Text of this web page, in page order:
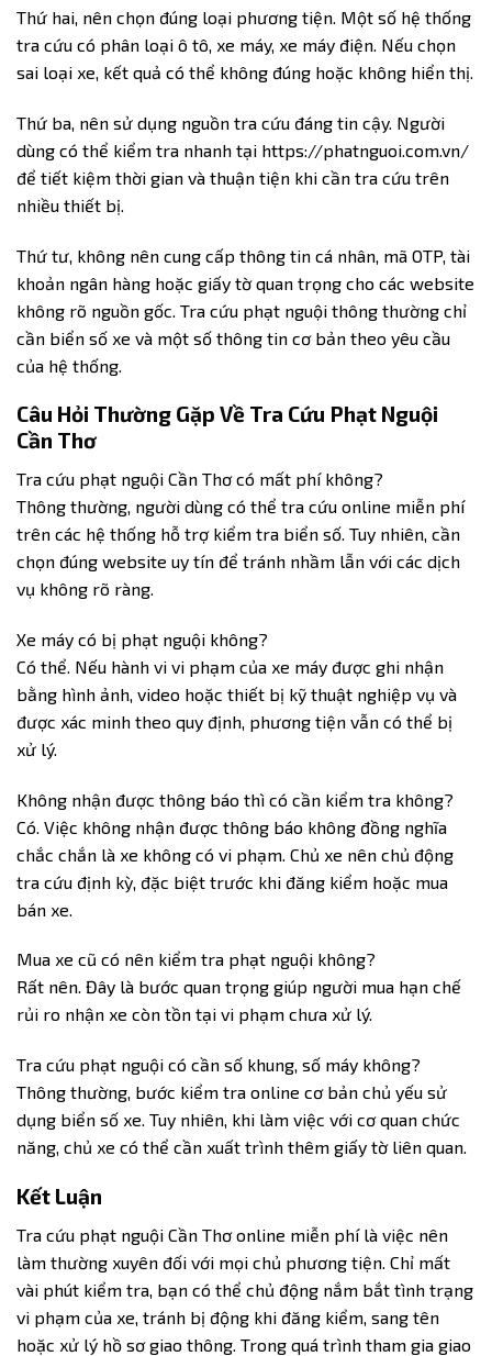
Thứ hai, nên chọn đúng loại phương tiện. Một số hệ thống
tra cứu có phân loại ô tô, xe máy, xe máy điện. Nếu chọn
sai loại xe, kết quả có thể không đúng hoặc không hiển thị.
Thứ ba, nên sử dụng nguồn tra cứu đáng tin cậy. Người
dùng có thể kiểm tra nhanh tại https://phatnguoi.com.vn/
để tiết kiệm thời gian và thuận tiện khi cần tra cứu trên
nhiều thiết bị.
Thứ tư, không nên cung cấp thông tin cá nhân, mã OTP, tài
khoản ngân hàng hoặc giấy tờ quan trọng cho các website
không rõ nguồn gốc. Tra cứu phạt nguội thông thường chỉ
cần biển số xe và một số thông tin cơ bản theo yêu cầu
của hệ thống.
Câu Hỏi Thường Gặp Về Tra Cứu Phạt Nguội
Cần Thơ
Tra cứu phạt nguội Cần Thơ có mất phí không?
Thông thường, người dùng có thể tra cứu online miễn phí
trên các hệ thống hỗ trợ kiểm tra biển số. Tuy nhiên, cần
chọn đúng website uy tín để tránh nhầm lẫn với các dịch
vụ không rõ ràng.
Xe máy có bị phạt nguội không?
Có thể. Nếu hành vi vi phạm của xe máy được ghi nhận
bằng hình ảnh, video hoặc thiết bị kỹ thuật nghiệp vụ và
được xác minh theo quy định, phương tiện vẫn có thể bị
xử lý.
Không nhận được thông báo thì có cần kiểm tra không?
Có. Việc không nhận được thông báo không đồng nghĩa
chắc chắn là xe không có vi phạm. Chủ xe nên chủ động
tra cứu định kỳ, đặc biệt trước khi đăng kiểm hoặc mua
bán xe.
Mua xe cũ có nên kiểm tra phạt nguội không?
Rất nên. Đây là bước quan trọng giúp người mua hạn chế
rủi ro nhận xe còn tồn tại vi phạm chưa xử lý.
Tra cứu phạt nguội có cần số khung, số máy không?
Thông thường, bước kiểm tra online cơ bản chủ yếu sử
dụng biển số xe. Tuy nhiên, khi làm việc với cơ quan chức
năng, chủ xe có thể cần xuất trình thêm giấy tờ liên quan.
Kết Luận
Tra cứu phạt nguội Cần Thơ online miễn phí là việc nên
làm thường xuyên đối với mọi chủ phương tiện. Chỉ mất
vài phút kiểm tra, bạn có thể chủ động nắm bắt tình trạng
vi phạm của xe, tránh bị động khi đăng kiểm, sang tên
hoặc xử lý hồ sơ giao thông. Trong quá trình tham gia giao